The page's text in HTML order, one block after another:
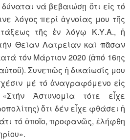
νά βεβαιώσῃ ὅτι εἰς τό
λόγος περί ἀγνοίας μου τῆς
τῆς ἐν λόγῳ Κ.Υ.Α., ἡ
Θείαν Λατρείαν καί πᾶσαν
τόν Μάρτιον 2020 (ἀπό 16ης
Συνεπῶς ἡ δικαίωσίς μου
μέ τό ἀναγραφόμενο εἰς
Ἀστυνομία τότε εἶχε
ὅτι δέν εἶχε φθάσει ἡ
τό ὁποῖο, προφανῶς, ἐλήφθη